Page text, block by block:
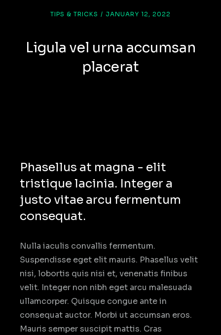
TIPS & TRICKS / JANUARY 12, 2022
Ligula vel urna accumsan
placerat
Phasellus at magna - elit
tristique lacinia. Integer a
justo vitae arcu fermentum
consequat.
Nulla iaculis convallis fermentum.
Suspendisse eget elit mauris. Phasellus velit
nisi, lobortis quis nisi et, venenatis finibus
velit. Integer non nibh eget arcu malesuada
ullamcorper. Quisque congue ante in
consequat auctor. Morbi ut accumsan eros.
Mauris semper suscipit mattis. Cras